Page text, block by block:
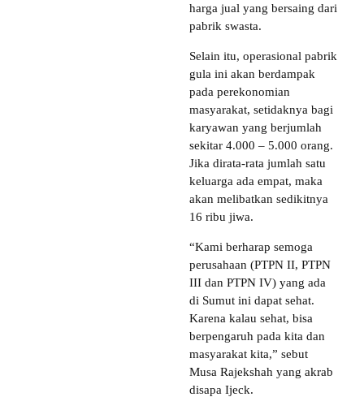
harga jual yang bersaing dari
pabrik swasta.
Selain itu, operasional pabrik
gula ini akan berdampak
pada perekonomian
masyarakat, setidaknya bagi
karyawan yang berjumlah
sekitar 4.000 – 5.000 orang.
Jika dirata-rata jumlah satu
keluarga ada empat, maka
akan melibatkan sedikitnya
16 ribu jiwa.
“Kami berharap semoga
perusahaan (PTPN II, PTPN
III dan PTPN IV) yang ada
di Sumut ini dapat sehat.
Karena kalau sehat, bisa
berpengaruh pada kita dan
masyarakat kita,” sebut
Musa Rajekshah yang akrab
disapa Ijeck.